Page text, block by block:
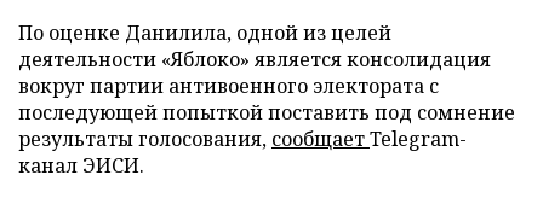
По оценке Данилила, одной из целей
деятельности «Яблоко» является консолидация
вокруг партии антивоенного электората с
последующей попыткой поставить под сомнение
результаты голосования, сообщаетTelegram-
канал ЭИСИ.